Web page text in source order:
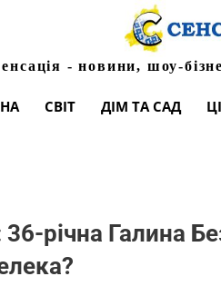
- новини, шоу-
СВІТ ДІМ ТА САД
річна Галина